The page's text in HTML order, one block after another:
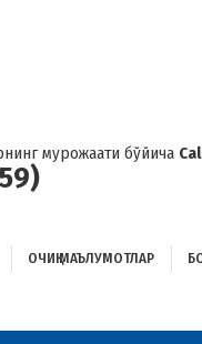
мурожаати бўйича
ОЧИҚ МАЪЛУМОТЛАР